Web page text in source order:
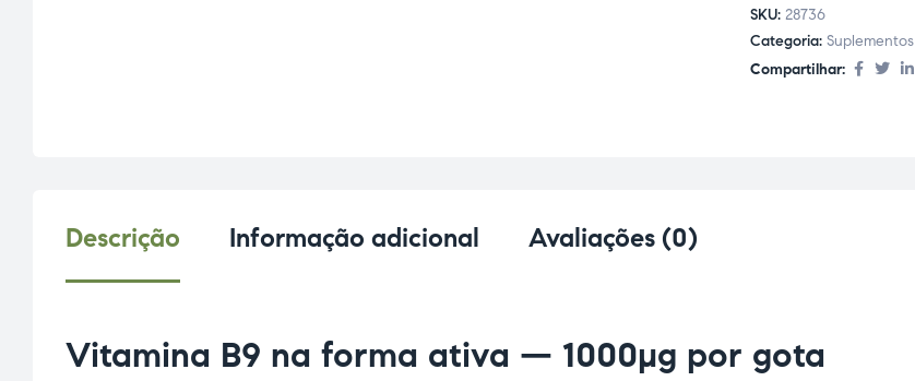
SKU: 28736
Categoria: Suplementos
Compartilhar:
Descrição Informação adicional Avaliações (0)
Vitamina B9 na forma ativa — 1000µg por gota